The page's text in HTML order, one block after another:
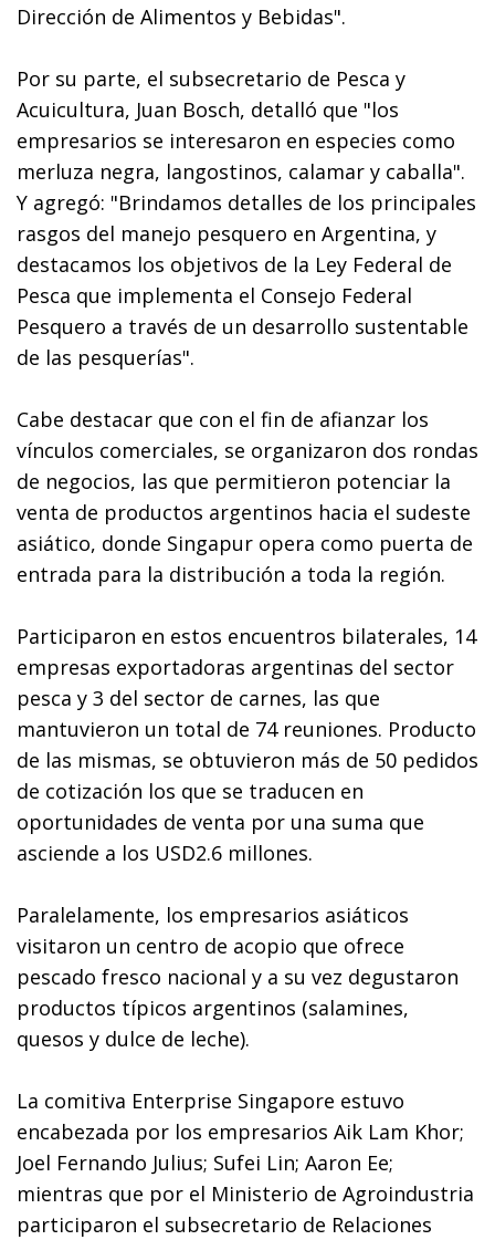
Dirección de Alimentos y Bebidas".
Por su parte, el subsecretario de Pesca y
Acuicultura, Juan Bosch, detalló que "los
empresarios se interesaron en especies como
merluza negra, langostinos, calamar y caballa".
Y agregó: "Brindamos detalles de los principales
rasgos del manejo pesquero en Argentina, y
destacamos los objetivos de la Ley Federal de
Pesca que implementa el Consejo Federal
Pesquero a través de un desarrollo sustentable
de las pesquerías".
Cabe destacar que con el fin de afianzar los
vínculos comerciales, se organizaron dos rondas
de negocios, las que permitieron potenciar la
venta de productos argentinos hacia el sudeste
asiático, donde Singapur opera como puerta de
entrada para la distribución a toda la región.
Participaron en estos encuentros bilaterales, 14
empresas exportadoras argentinas del sector
pesca y 3 del sector de carnes, las que
mantuvieron un total de 74 reuniones. Producto
de las mismas, se obtuvieron más de 50 pedidos
de cotización los que se traducen en
oportunidades de venta por una suma que
asciende a los USD2.6 millones.
Paralelamente, los empresarios asiáticos
visitaron un centro de acopio que ofrece
pescado fresco nacional y a su vez degustaron
productos típicos argentinos (salamines,
quesos y dulce de leche).
La comitiva Enterprise Singapore estuvo
encabezada por los empresarios Aik Lam Khor;
Joel Fernando Julius; Sufei Lin; Aaron Ee;
mientras que por el Ministerio de Agroindustria
participaron el subsecretario de Relaciones